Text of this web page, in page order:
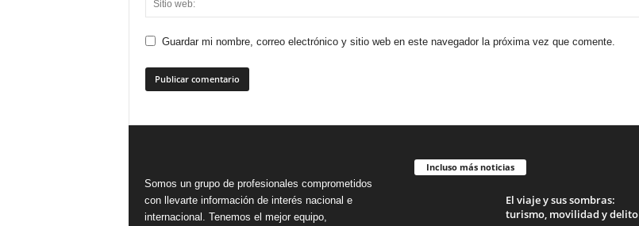
Guardar mi nombre, correo electrónico y sitio web en este navegador la próxima vez que comente.
Somos un grupo de profesionales comprometidos
con llevarte información de interés nacional e
internacional. Tenemos el mejor equipo,
Incluso más noticias
El viaje y sus sombras:
turismo, movilidad y delito